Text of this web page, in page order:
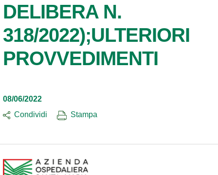
DELIBERA N.
318/2022);ULTERIORI
PROVVEDIMENTI
08/06/2022
Condividi
Stampa